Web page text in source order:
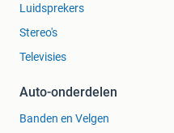
Luidsprekers
Stereo's
Televisies
Auto-onderdelen
Banden en Velgen